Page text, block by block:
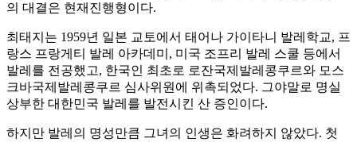
의 대결은 현재진행형이다.
최태지는 1959년 일본 교토에서 태어나 가이타니 발레학교, 프
랑스 프랑게티 발레 아카데미, 미국 조프리 발레 스쿨 등에서
발레를 전공했고, 한국인 최초로 로잔국제발레콩쿠르와 모스
크바국제발레콩쿠르 심사위원에 위촉되었다. 그야말로 명실
상부한 대한민국 발레를 발전시킨 산 증인이다.
하지만 발레의 명성만큼 그녀의 인생은 화려하지 않았다. 첫